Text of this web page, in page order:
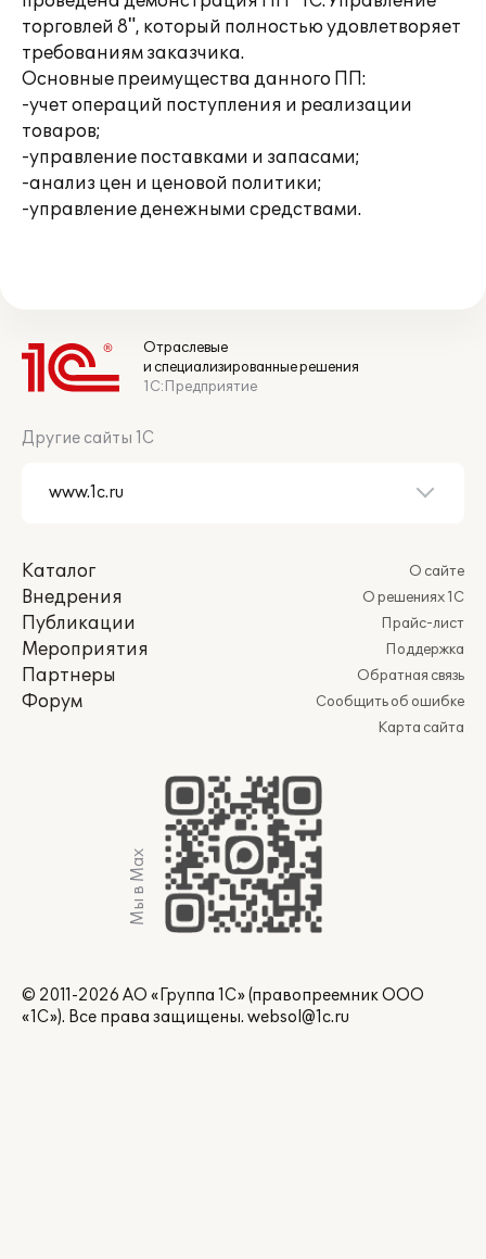
торговлей 8", который полностью удовлетворяет
требованиям заказчика.
Основные преимущества данного ПП:
-учет операций поступления и реализации
товаров;
-управление поставками и запасами;
-анализ цен и ценовой политики;
-управление денежными средствами.
Отраслевые
и специализированные решения
1С:Предприятие
Другие сайты 1С
Каталог
Внедрения
Публикации
Мероприятия
Партнеры
Форум
О сайте
О решениях 1С
Прайс-лист
Поддержка
Обратная связь
Сообщить об ошибке
Карта сайта
Мы в Max
© 2011-2026 АО «Группа 1С» (правопреемник ООО
«1С»). Все права защищены. websol@1c.ru